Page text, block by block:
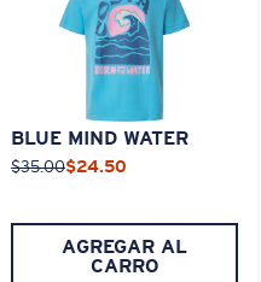
BLUE MIND WATER
$35.00$24.50
AGREGAR AL
CARRO